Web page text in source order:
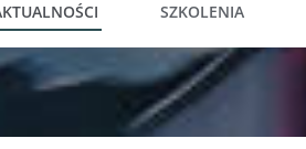
SZKOLENIA